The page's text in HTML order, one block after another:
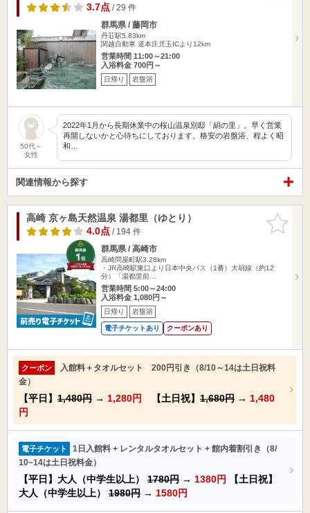
3.7点/ 29 件
群馬県 / 藤岡市
丹荘駅5.83km
関越自動車 道本庄児玉ICより12km
営業時間 11:00～21:00
入浴料金 700円～
日帰り 岩盤浴
50代～
女性
2022年1月から長期休業中の桜山温泉別邸「絹の里」。早く営業
再開しないかと心待ちにしております。格安の岩盤浴、程よく昭
和…
関連情報から探す
お気に入
りに追加
高崎 京ヶ島天然温泉 湯都里（ゆとり）
4.0点/ 194 件
群馬県 / 高崎市
高崎問屋町駅3.28km
・JR高崎駅東口より日本中央バス（1番）大胡線（約12
分）「湯都里前…
営業時間 5:00～24:00
入浴料金 1,080円～
日帰り 岩盤浴
電子チケットあり クーポンあり
クーポン
入館料＋タオルセット 200円引き（8/10～14は土日祝料
金）
【平日】 1,480円 → 1,280円 【土日祝】 1,680円 → 1,480
円
電子チケット
1日入館料 + レンタルタオルセット + 館内着割引き（8/
10~14は土日祝料金）
【平日】大人（中学生以上） 1780円 → 1380円
【土日祝】
大人（中学生以上） 1980円 → 1580円